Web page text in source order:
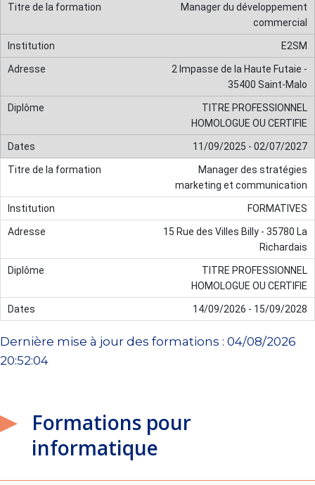
Manager du développement
commercial
E2SM
2 Impasse de la Haute Futaie -
35400 Saint-Malo
TITRE PROFESSIONNEL
HOMOLOGUE OU CERTIFIE
11/09/2025 - 02/07/2027
Manager des stratégies
marketing et communication
FORMATIVES
15 Rue des Villes Billy - 35780 La
Richardais
TITRE PROFESSIONNEL
HOMOLOGUE OU CERTIFIE
14/09/2026 - 15/09/2028
Dernière mise à jour des formations : 04/08/2026
20:52:04
Formations pour
informatique